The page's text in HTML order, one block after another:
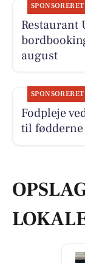
SPONSORERET
august
SPONSORERET
Fodpleje
til